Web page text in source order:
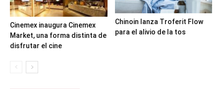
Cinemex inaugura Cinemex
Market, una forma distinta de
disfrutar el cine
Chinoin lanza Troferit Flow
para el alivio de la tos